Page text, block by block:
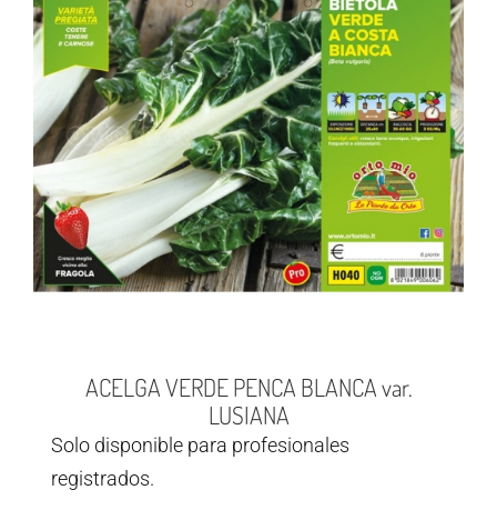
ACELGA VERDE PENCA BLANCA var.
LUSIANA
Solo disponible para profesionales
registrados.